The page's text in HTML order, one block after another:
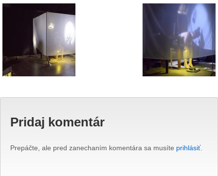
Pridaj komentár
Prepáčte, ale pred zanechaním komentára sa musíte prihlásiť.